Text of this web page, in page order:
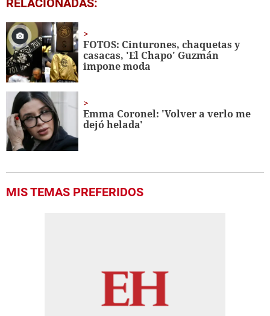
seconds
1
minute,
20
seconds
FOTOS: Cinturones, chaquetas y
casacas, 'El Chapo' Guzmán
impone moda
Emma Coronel: 'Volver a verlo me
dejó helada'
MIS TEMAS PREFERIDOS